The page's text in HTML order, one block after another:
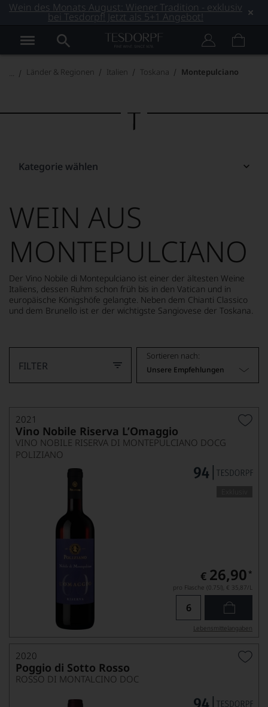
Wein des Monats August: Wiener Tradition - exklusiv
bei Tesdorpf! Jetzt als 5+1 Angebot!
Länder & Regionen Italien Toskana Montepulciano
Kategorie wählen
WEIN AUS
MONTEPULCIANO
Der Vino Nobile di Montepulciano ist einer der ältesten Weine
Italiens, dessen Ruhm schon früh bis in den Vatican und in
europäische Königshöfe gelangte. Neben dem Chianti Classico
und dem Brunello ist er der wichtigste Sangiovese der Toskana.
FILTER
Sortieren nach:
Unsere Empfehlungen
2021
Vino Nobile Riserva L’Omaggio
VINO NOBILE RISERVA DI MONTEPULCIANO DOCG
POLIZIANO
€ 26,90 *
pro Flasche (0.75l), € 35,87/L
Lebensmittel­angaben
2020
Poggio di Sotto Rosso
ROSSO DI MONTALCINO DOC